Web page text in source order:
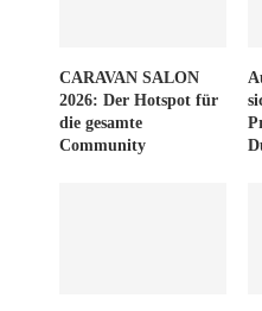
CARAVAN SALON
2026: Der Hotspot für
die gesamte
Community